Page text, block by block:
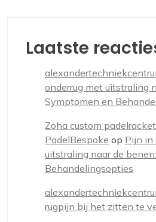
Laatste
onderrug met uitstraling
Symptomen en
Zoha custom
PadelBespoke op Pijn in
uitstraling naar de
Behandelingsopties
rugpijn bij het zitten te